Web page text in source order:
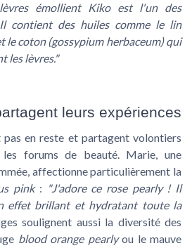
émollient Kiko est l'un des
contient des huiles comme le lin
le coton (gossypium herbaceum) qui
les lèvres."
leurs expériences
pas en reste et partagent volontiers
les forums de beauté. Marie, une
affectionne particulièrement la
pink: "J'adore ce rose pearly ! Il
effet brillant et hydratant toute la
soulignent aussi la diversité des
blood orange pearlyou le mauve